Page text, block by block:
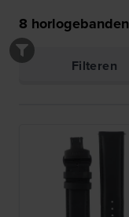
8 horlogebanden
Filteren